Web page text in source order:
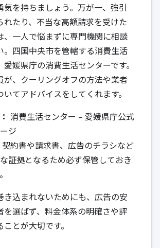
気を持ちましょう。万が一、強引
れたり、不当な高額請求を受けた
、一人で悩まずに専門機関に相談
。四国中央市を管轄する消費生活
媛県庁の消費生活センターです。
が、クーリングオフの方法や業者
いてアドバイスをしてくれます。
消費生活センター – 愛媛県庁公式
ジ
契約書や請求書、広告のチラシなど
証拠となるため必ず保管しておき
き込まれないためにも、広告の安
を選ばず、料金体系の明確さや評
とが大切です。